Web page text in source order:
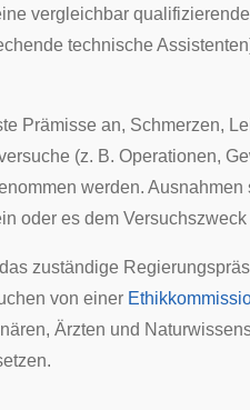
vergleichbar
technische
Prämisse an, Schmerzen,
(z. B. Operationen,
werden.
oder es dem
zuständige
von einer
Ärzten und